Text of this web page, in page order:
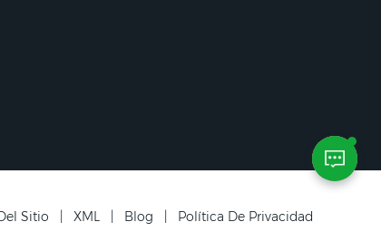
Sitio XML Blog Política De Privacidad